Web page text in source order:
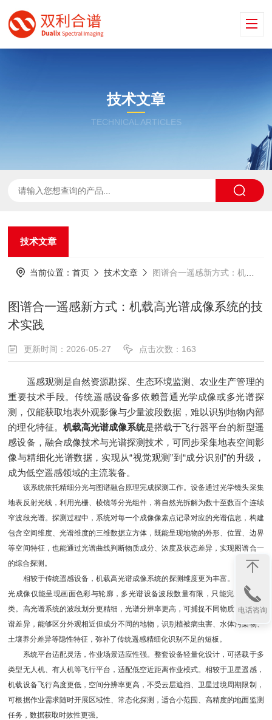
技术文章
TECHNICAL ARTICLES
技术文章
当前位置：首页 技术文章 图谱合一遥感新方式：机载高光谱成像系统的技术实践
图谱合一遥感新方式：机载高光谱成像系统的技
术实践
更新时间：2026-05-27 点击次数：163
遥感观测是自然资源勘探、生态环境监测、农业生产管理的
重要技术手段。传统遥感设备多依赖普通光学成像或多光谱探
测，仅能获取地表外观影像与少量波段数据，难以识别地物内部
的理化特征。 机载高光谱成像系统是搭载于飞行器平台的新型遥
感设备，融合成像技术与光谱探测技术，可同步采集地表空间影
像与精细化光谱数据，实现从“视觉观测”到“成分识别”的升级，
成为低空遥感领域的主流装备。
该系统依托精细分光与图谱融合原理完成探测工作。设备通过光学镜头采集
地表反射光线，利用光栅、棱镜等分光组件，将自然光拆解为数十至数百个连续
窄波段光谱。探测过程中，系统对每一个成像像素点记录对应的光谱信息，构建
包含空间维度、光谱维度的三维数据立方体，既能呈现地物的外形、位置、边界
等空间特征，也能通过光谱曲线判断物质成分、浓度及状态差异，实现图谱合一
的综合探测。
相较于传统遥感设备，机载高光谱成像系统的探测维度更为丰富。普通可见
光成像仅能呈现画面色彩与轮廓，多光谱设备波段数量有限，只能完成粗略分
类。高光谱系统的波段划分更精细，光谱分辨率更高，可捕捉不同物质细微的光
谱差异，能够区分外观相近但成分不同的地物，识别植被病虫害、水体污染物、
土壤养分差异等隐性特征，弥补了传统遥感精细化识别不足的短板。
系统平台适配灵活，作业场景适应性强。整套设备轻量化设计，可搭载于多
类型无人机、有人机等飞行平台，适配低空近距离作业模式。相较于卫星遥感，
机载设备飞行高度更低，空间分辨率更高，不受云层遮挡、卫星过境周期限制，
可根据作业需求随时开展区域性、常态化探测，适合小范围、高精度的地面监测
任务，数据获取时效性更强。
电话咨询